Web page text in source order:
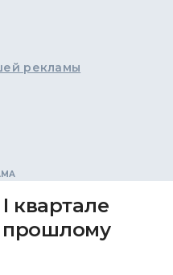
рекламы
квартале
прошлому